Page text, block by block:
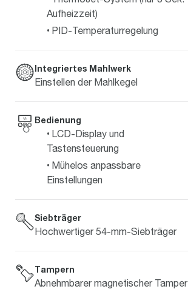
Aufheizzeit)
PID-Temperaturregelung
Integriertes Mahlwerk
Einstellen der Mahlkegel
Bedienung
LCD-Display und
Tastensteuerung
Mühelos anpassbare
Einstellungen
Siebträger
Hochwertiger 54-mm-Siebträger
Tampern
Abnehmbarer magnetischer Tamper